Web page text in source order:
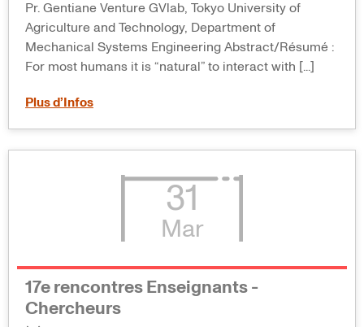
Pr. Gentiane Venture GVlab, Tokyo University of
Agriculture and Technology, Department of
Mechanical Systems Engineering Abstract/Résumé :
For most humans it is “natural” to interact with [...]
Plus d’Infos
31
Mar
17e rencontres Enseignants -
Chercheurs